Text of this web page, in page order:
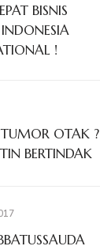
BISNIS
!
OTAK ?
BERTINDAK